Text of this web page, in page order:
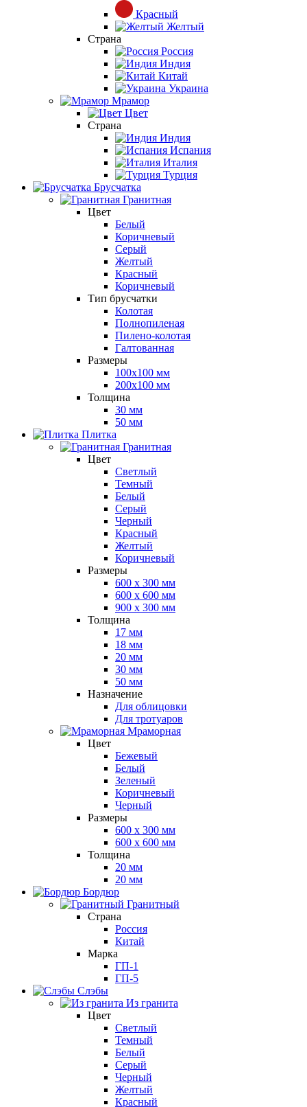
Красный
Желтый
Страна
Россия
Индия
Китай
Украина
Мрамор
Цвет
Страна
Индия
Испания
Италия
Турция
Брусчатка
Гранитная
Цвет
Белый
Коричневый
Серый
Желтый
Красный
Коричневый
Тип брусчатки
Колотая
Полнопиленая
Пилено-колотая
Галтованная
Размеры
100х100 мм
200х100 мм
Толщина
30 мм
50 мм
Плитка
Гранитная
Цвет
Светлый
Темный
Белый
Серый
Черный
Красный
Желтый
Коричневый
Размеры
600 х 300 мм
600 х 600 мм
900 x 300 мм
Толщина
17 мм
18 мм
20 мм
30 мм
50 мм
Назначение
Для облицовки
Для тротуаров
Мраморная
Цвет
Бежевый
Белый
Зеленый
Коричневый
Черный
Размеры
600 х 300 мм
600 х 600 мм
Толщина
20 мм
20 мм
Бордюр
Гранитный
Страна
Россия
Китай
Марка
ГП-1
ГП-5
Слэбы
Из гранита
Цвет
Светлый
Темный
Белый
Серый
Черный
Желтый
Красный